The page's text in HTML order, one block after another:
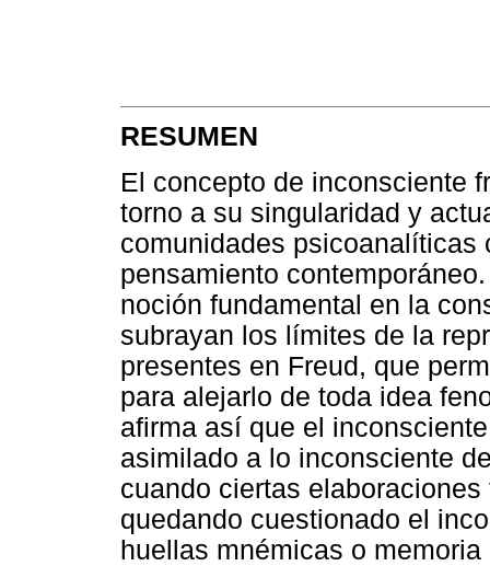
RESUMEN
El concepto de inconsciente
torno a su singularidad y
comunidades psicoanalíticas
pensamiento
noción fundamental en la
subrayan los límites de la
presentes en Freud, que
para alejarlo de toda idea
afirma así que el
asimilado a lo inconsciente
cuando ciertas
quedando cuestionado el
huellas mnémicas o memoria